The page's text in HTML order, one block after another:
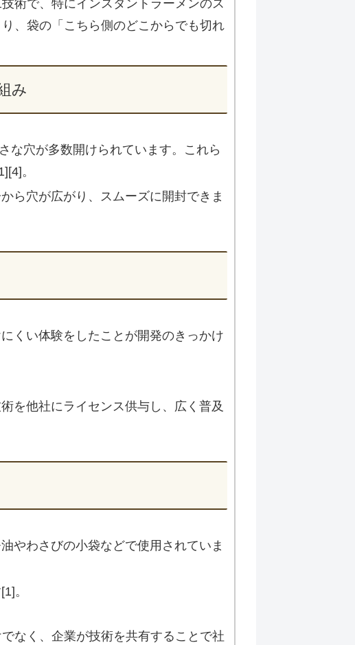
術で、特にインスタントラーメンのス
、袋の「こちら側のどこからでも切れ
み
な穴が多数開けられています。これら
。
ら穴が広がり、スムーズに開封できま
くい体験をしたことが開発のきっかけ
を他社にライセンス供与し、広く普及
やわさびの小袋などで使用されていま
。
なく、企業が技術を共有することで社